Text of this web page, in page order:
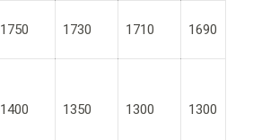
1750 1730 1710 1690
1400 1350 1300 1300